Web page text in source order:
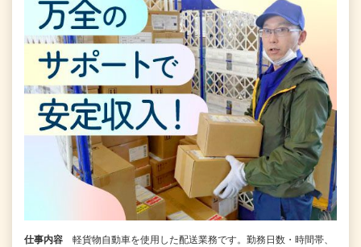
仕事内容
軽貨物自動車を使用した配送業務です。勤務日数・時間帯、